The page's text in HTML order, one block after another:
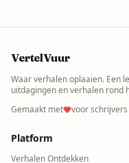
VertelVuur
Waar verhalen oplaaien. Een
uitdagingen en verhalen rond
Gemaakt met
voor schrijvers
Platform
Verhalen Ontdekken